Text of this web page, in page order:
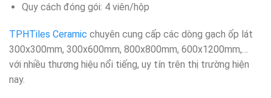
Quy cách đóng gói: 4 viên/hộp​
TPHTiles Ceramic chuyên cung cấp các dòng gạch ốp lát
300x300mm, 300x600mm, 800x800mm, 600x1200mm,…
với nhiều thương hiệu nổi tiếng, uy tín trên thị trường hiện
nay.